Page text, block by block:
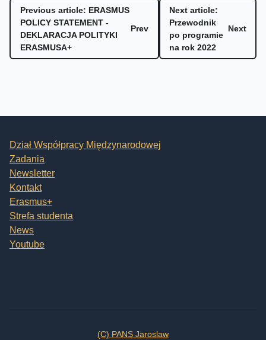
Previous article: ERASMUS
POLICY STATEMENT -
DEKLARACJA POLITYKI
ERASMUSA+
Prev
Next article:
Przewodnik
po programie
na rok 2022
Next
Dział Współpracy Międzynarodowej
Zadania
Newsletter
Kontakt
Erasmus+
Strefa studenta
News
Youtube
(C) PANS Jaroslaw